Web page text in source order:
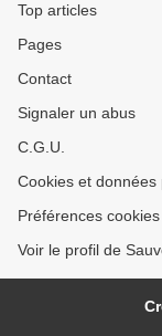
Top articles
Pages
Contact
Signaler un abus
C.G.U.
Cookies et données
Préférences cookies
Voir le profil de